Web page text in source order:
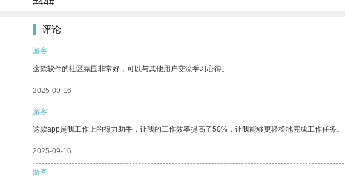
#44#
评论
游客
这款软件的社区氛围非常好，可以与其他用户交流学习心得。
2025-09-16
游客
这款app是我工作上的得力助手，让我的工作效率提高了50%，让我能够更轻松地完成工作任务。
2025-09-16
游客